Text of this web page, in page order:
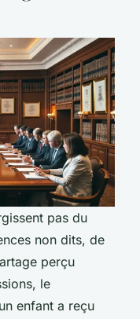
pas du
non dits, de
perçu
le
enfant a reçu